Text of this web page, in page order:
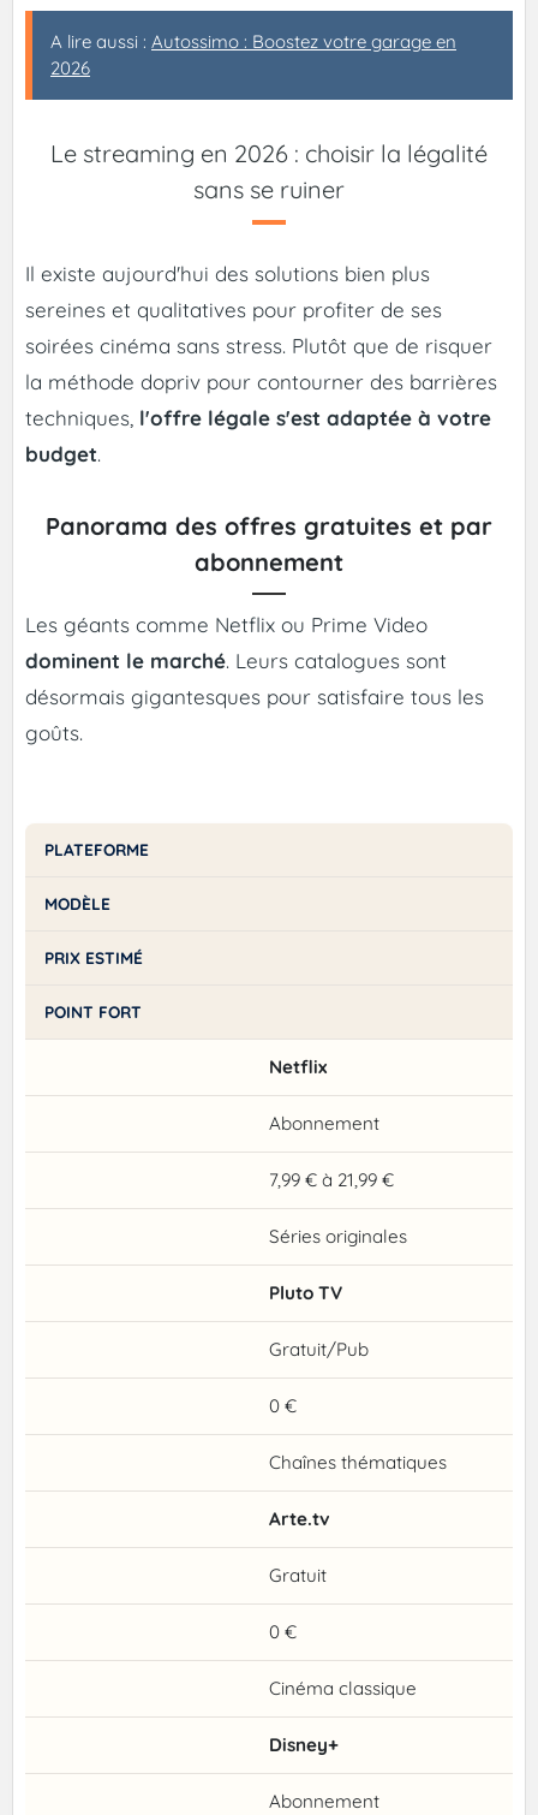
A lire aussi : Autossimo : Boostez votre garage en
2026
Le streaming en 2026 : choisir la légalité
sans se ruiner
Il existe aujourd'hui des solutions bien plus
sereines et qualitatives pour profiter de ses
soirées cinéma sans stress. Plutôt que de risquer
la méthode dopriv pour contourner des barrières
techniques, l'offre légale s'est adaptée à votre
budget.
Panorama des offres gratuites et par
abonnement
Les géants comme Netflix ou Prime Video
dominent le marché. Leurs catalogues sont
désormais gigantesques pour satisfaire tous les
goûts.
PLATEFORME
MODÈLE
PRIX ESTIMÉ
POINT FORT
Netflix
Abonnement
7,99 € à 21,99 €
Séries originales
Pluto TV
Gratuit/Pub
0 €
Chaînes thématiques
Arte.tv
Gratuit
0 €
Cinéma classique
Disney+
Abonnement